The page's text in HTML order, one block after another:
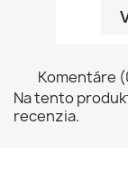
Komentáre
Na tento
recenzia.